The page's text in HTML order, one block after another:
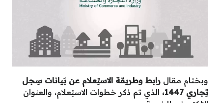
وبختام مقال رابط وطريقة الاستِعلام عن بَيانات سِجل
تِجاري 1447،
الذي تم ذكر خطوات الاستِعلام، والعنوان